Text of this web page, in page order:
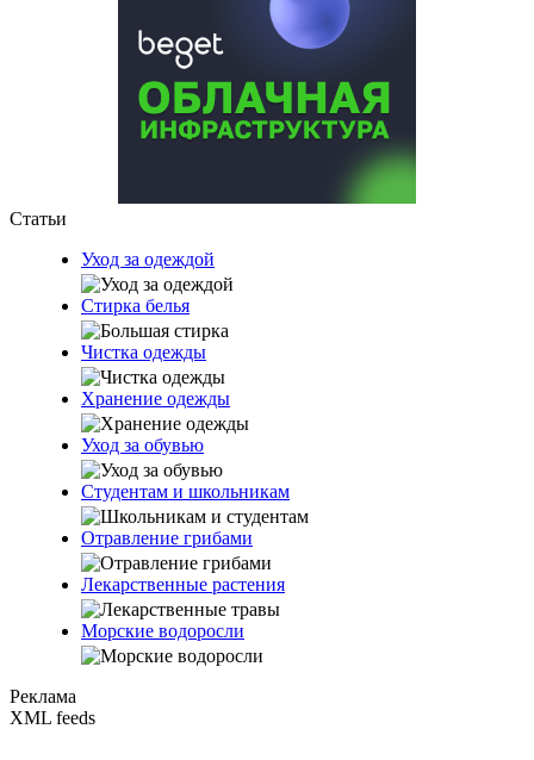
Статьи
Уход за одеждой
Стирка белья
Чистка одежды
Хранение одежды
Уход за обувью
Студентам и школьникам
Отравление грибами
Лекарственные растения
Морские водоросли
Реклама
XML feeds